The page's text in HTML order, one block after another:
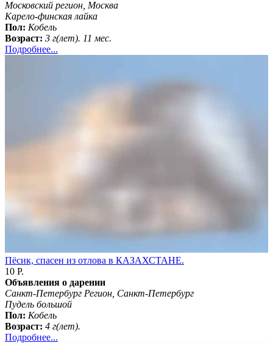
Московский регион, Москва
Карело-финская лайка
Пол: Кобель
Возраст: 3 г(лет). 11 мес.
Подробнее...
Пёсик, спасен из отлова в КАЗАХСТАНЕ.
10 Р.
Объявления о дарении
Санкт-Петербург Регион, Санкт-Петербург
Пудель большой
Пол: Кобель
Возраст: 4 г(лет).
Подробнее...